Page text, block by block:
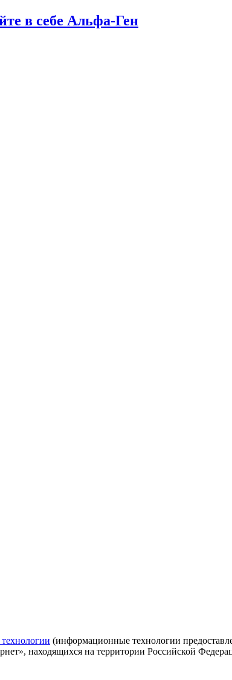
в себе Альфа-Ген
(информационные технологии
находящихся на территории Российской